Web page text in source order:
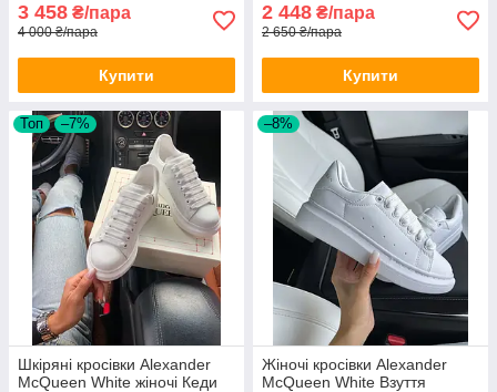
3 458 ₴/пара
4 000 ₴/пара
Купити
2 448 ₴/пара
2 650 ₴/пара
Купити
Топ –7%
Шкіряні кросівки Alexander
McQueen White жіночі Кеди
–8%
Жіночі кросівки Alexander
McQueen White Взуття